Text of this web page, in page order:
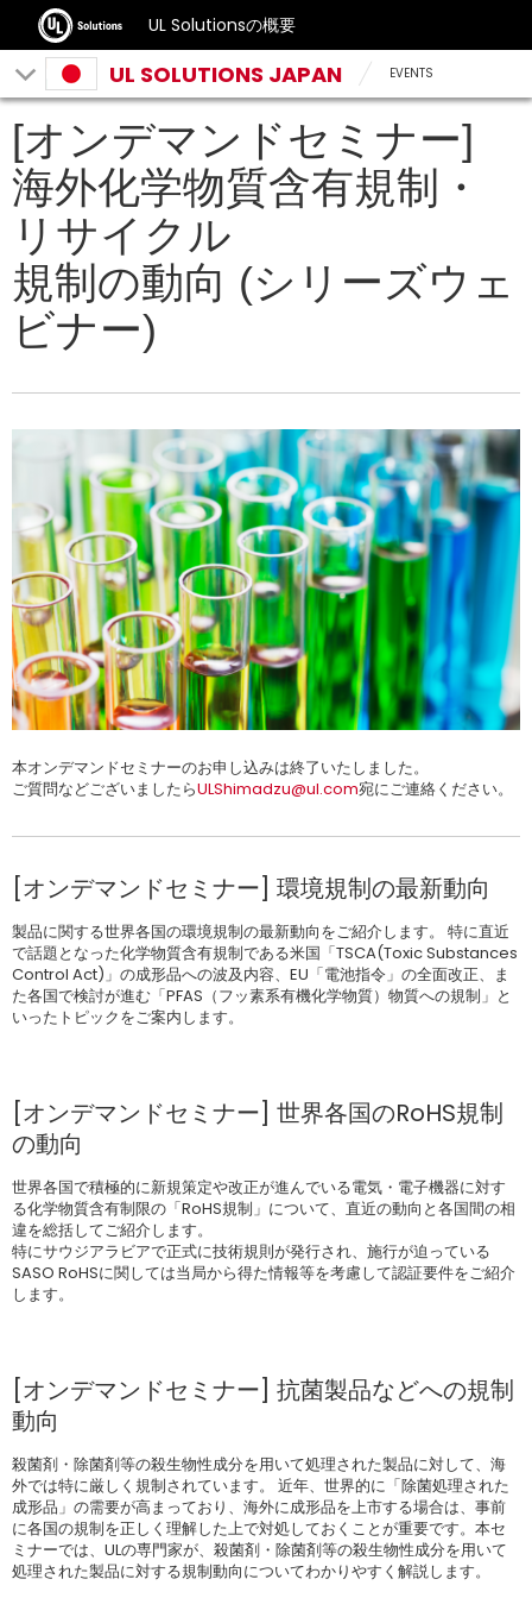
UL Solutionsの概要
UL SOLUTIONS JAPAN EVENTS
[オンデマンドセミナー]
海外化学物質含有規制・
リサイクル
規制の動向 (シリーズウェ
ビナー)
本オンデマンドセミナーのお申し込みは終了いたしました。
ご質問などございましたらULShimadzu@ul.com宛にご連絡ください。
[オンデマンドセミナー] 環境規制の最新動向
製品に関する世界各国の環境規制の最新動向をご紹介します。 特に直近
で話題となった化学物質含有規制である米国「TSCA(Toxic Substances
Control Act)」の成形品への波及内容、EU「電池指令」の全面改正、ま
た各国で検討が進む「PFAS（フッ素系有機化学物質）物質への規制」と
いったトピックをご案内します。
[オンデマンドセミナー] 世界各国のRoHS規制
の動向
世界各国で積極的に新規策定や改正が進んでいる電気・電子機器に対す
る化学物質含有制限の「RoHS規制」について、直近の動向と各国間の相
違を総括してご紹介します。
特にサウジアラビアで正式に技術規則が発行され、施行が迫っている
SASO RoHSに関しては当局から得た情報等を考慮して認証要件をご紹介
します。
[オンデマンドセミナー] 抗菌製品などへの規制
動向
殺菌剤・除菌剤等の殺生物性成分を用いて処理された製品に対して、海
外では特に厳しく規制されています。 近年、世界的に「除菌処理された
成形品」の需要が高まっており、海外に成形品を上市する場合は、事前
に各国の規制を正しく理解した上で対処しておくことが重要です。本セ
ミナーでは、ULの専門家が、殺菌剤・除菌剤等の殺生物性成分を用いて
処理された製品に対する規制動向についてわかりやすく解説します。